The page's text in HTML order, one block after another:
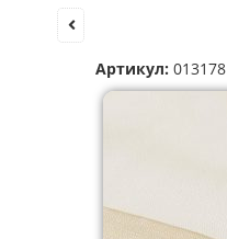
Артикул: 013178